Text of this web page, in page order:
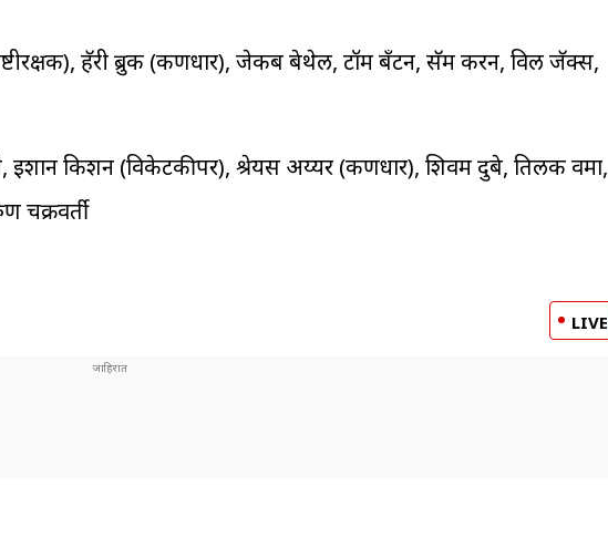
हॅरी ब्रुक (कर्णधार), जेकब बेथेल, टॉम बँटन, सॅम करन, विल जॅक्स,
किशन (विकेटकीपर), श्रेयस अय्यर (कर्णधार), शिवम दुबे, तिलक वर्मा,
चक्रवर्ती
LIVE